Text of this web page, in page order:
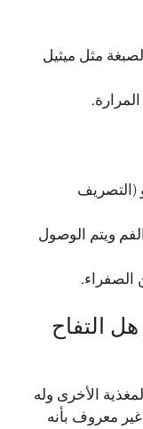
مثل ميثيل
(التصريف
ويتم الوصول
الصفراء.
التفاح
الأخرى وله
معروف بأنه